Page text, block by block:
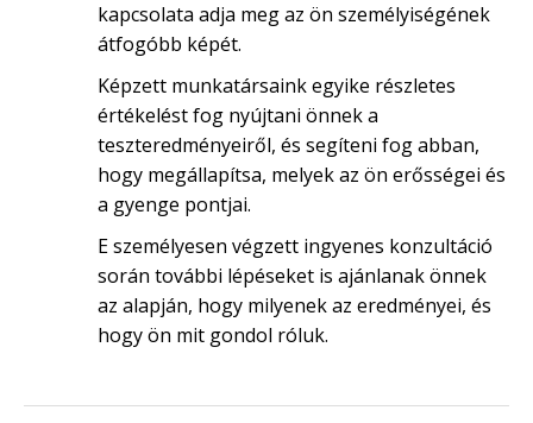
kapcsolata adja meg az ön személyiségének
átfogóbb képét.
Képzett munkatársaink egyike részletes
értékelést fog nyújtani önnek a
teszteredményeiről, és segíteni fog abban,
hogy megállapítsa, melyek az ön erősségei és
a gyenge pontjai.
E személyesen végzett ingyenes konzultáció
során további lépéseket is ajánlanak önnek
az alapján, hogy milyenek az eredményei, és
hogy ön mit gondol róluk.